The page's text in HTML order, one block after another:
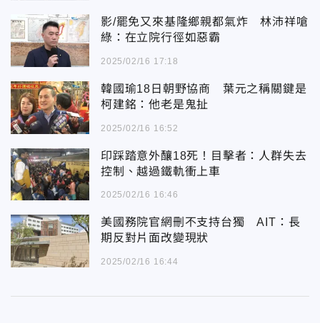
影/罷免又來基隆鄉親都氣炸 林沛祥嗆
綠：在立院行徑如惡霸
2025/02/16 17:18
韓國瑜18日朝野協商 葉元之稱關鍵是
柯建銘：他老是鬼扯
2025/02/16 16:52
印踩踏意外釀18死！目擊者：人群失去
控制、越過鐵軌衝上車
2025/02/16 16:46
美國務院官網刪不支持台獨 AIT：長
期反對片面改變現狀
2025/02/16 16:44